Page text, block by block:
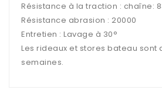
Résistance à la traction ​: ​ chaîne:
Résistance abrasion : 20000
Entretien : Lavage à 30°
Les rideaux et stores bateau sont
semaines.